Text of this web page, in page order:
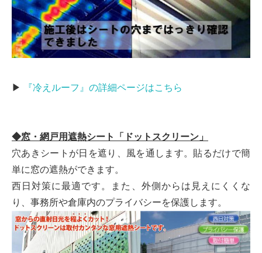
▶ 『冷えルーフ』の詳細ページはこちら
◆窓・網戸用遮熱シート「ドットスクリーン」
穴あきシートが日を遮り、風を通します。貼るだけで簡
単に窓の遮熱ができます。
西日対策に最適です。また、外側からは見えにくくな
り、事務所や倉庫内のプライバシーを保護します。